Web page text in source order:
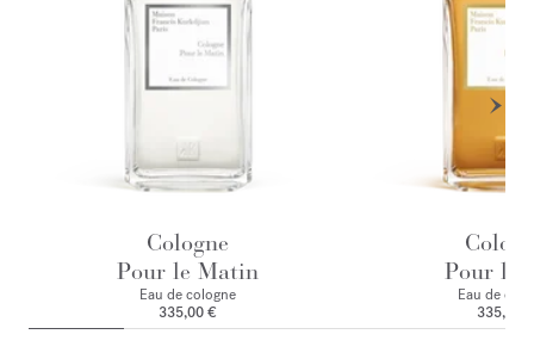
Cologne
Pour le Matin
Eau de cologne
335,00 €
Pour le
Eau de
335,00 €